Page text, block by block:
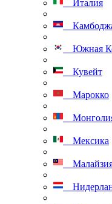
Италия
Южная
Кувейт
Марокко
Мексика